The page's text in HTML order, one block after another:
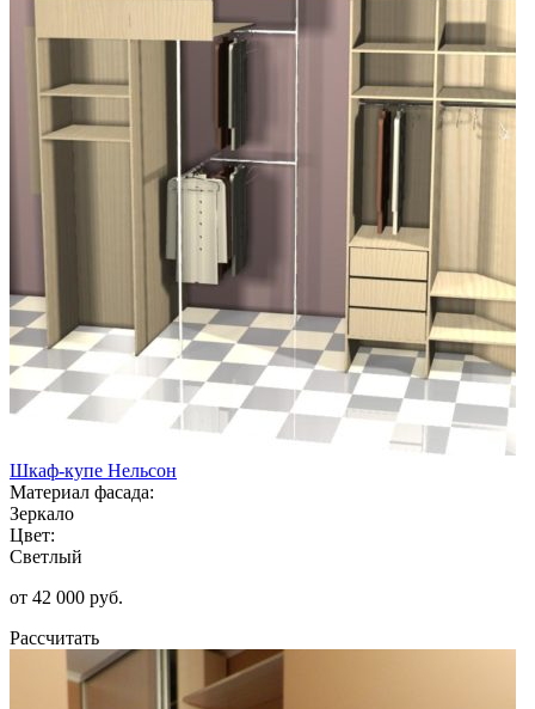
Шкаф-купе Нельсон
Материал фасада:
Зеркало
Цвет:
Светлый
от 42 000 руб.
Рассчитать